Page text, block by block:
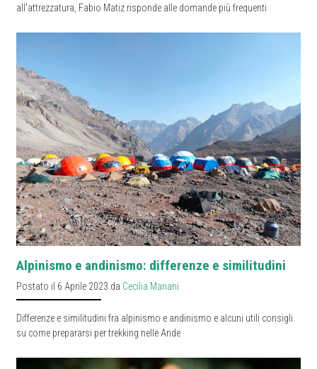
all'attrezzatura, Fabio Matiz risponde alle domande più frequenti
Alpinismo e andinismo: differenze e similitudini
Postato il 6 Aprile 2023 da Cecilia Mariani
Differenze e similitudini fra alpinismo e andinismo e alcuni utili consigli
su come prepararsi per trekking nelle Ande